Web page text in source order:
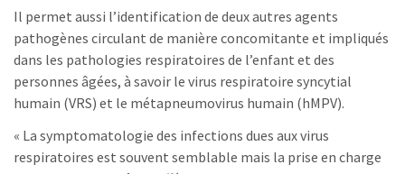
Il permet aussi l’identification de deux autres agents
pathogènes circulant de manière concomitante et impliqués
dans les pathologies respiratoires de l’enfant et des
personnes âgées, à savoir le virus respiratoire syncytial
humain (VRS) et le métapneumovirus humain (hMPV).
« La symptomatologie des infections dues aux virus
respiratoires est souvent semblable mais la prise en charge